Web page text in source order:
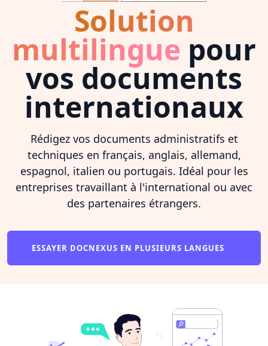
Solution
multilingue pour
vos documents
internationaux
Rédigez vos documents administratifs et
techniques en français, anglais, allemand,
espagnol, italien ou portugais. Idéal pour les
entreprises travaillant à l'international ou avec
des partenaires étrangers.
ESSAYER DOCNEXUS EN PLUSIEURS LANGUES